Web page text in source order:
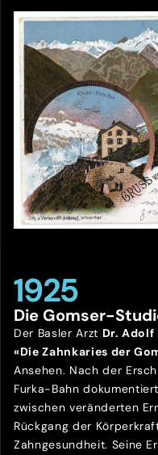
1925
Die Gomser-
Der Basler Arzt Dr. Adolf
«Die Zahnkaries der
Ansehen. Nach der
Furka-Bahn
zwischen veränderten
Rückgang der
Zahngesundheit. Seine